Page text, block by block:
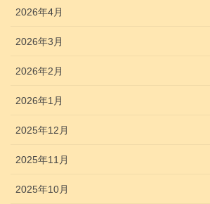
2026年4月
2026年3月
2026年2月
2026年1月
2025年12月
2025年11月
2025年10月